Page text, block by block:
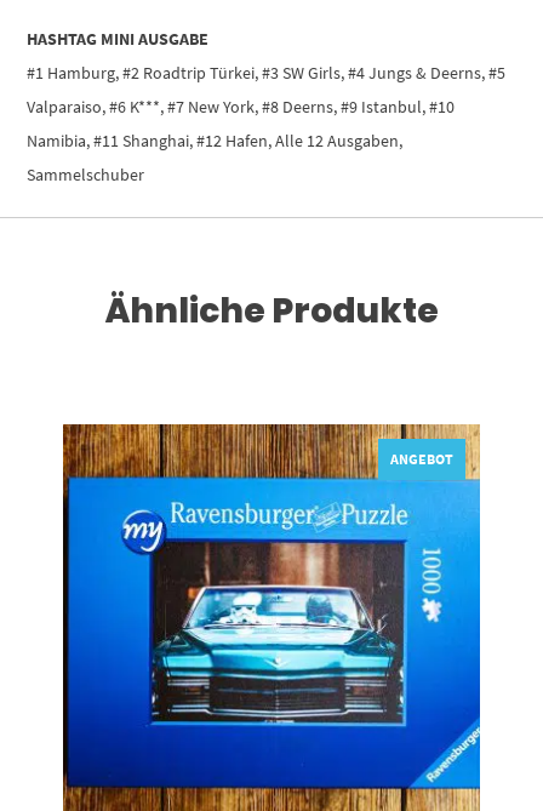
HASHTAG MINI AUSGABE
#1 Hamburg, #2 Roadtrip Türkei, #3 SW Girls, #4 Jungs & Deerns, #5
Valparaiso, #6 K***, #7 New York, #8 Deerns, #9 Istanbul, #10
Namibia, #11 Shanghai, #12 Hafen, Alle 12 Ausgaben,
Sammelschuber
Ähnliche Produkte
Dieses Produkt weist mehrere Varianten auf. Die Optionen können auf der Produktseite gewählt werden
ANGEBOT